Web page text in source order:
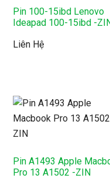
Pin 100-15ibd Lenovo
Ideapad 100-15ibd -
Liên Hệ
Pin A1493 Apple
Pro 13 A1502 -ZIN